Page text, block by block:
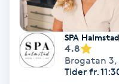
Barnklippning
BIAB
SPA Halmstad
4.8
Brogatan 3,
Tider fr.